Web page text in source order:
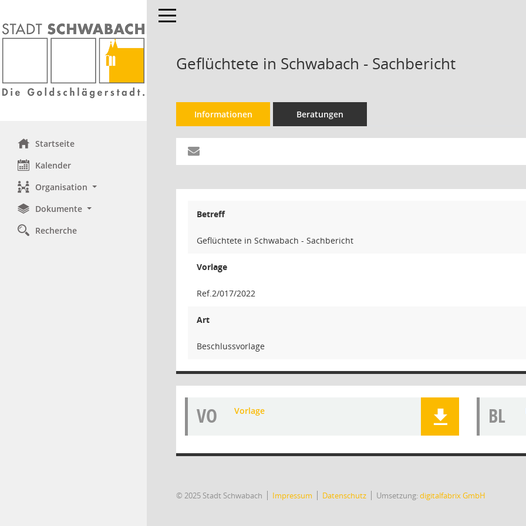
Startseite
Kalender
Organisation
Dokumente
Recherche
Toggle navigation
Geflüchtete in Schwabach - Sachbericht
Informationen Beratungen
Betreff
Geflüchtete in Schwabach - Sachbericht
Vorlage
Ref.2/017/2022
Art
Beschlussvorlage
VO Vorlage BL
© 2025 Stadt Schwabach Impressum Datenschutz Umsetzung:digitalfabrix GmbH